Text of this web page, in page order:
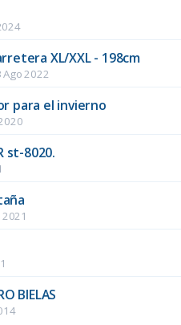
XL/XXL - 198cm
Ago 2022
para el invierno
st-8020.
BIELAS